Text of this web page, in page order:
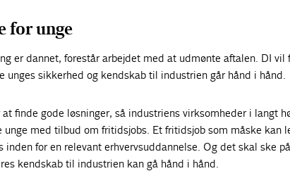
for unge
er dannet, forestår arbejdet med at udmønte aftalen. DI vil
unges sikkerhed og kendskab til industrien går hånd i hånd.
at finde gode løsninger, så industriens virksomheder i langt
unge med tilbud om fritidsjobs. Et fritidsjob som måske kan
for en relevant erhvervsuddannelse. Og det skal ske
kendskab til industrien kan gå hånd i hånd.